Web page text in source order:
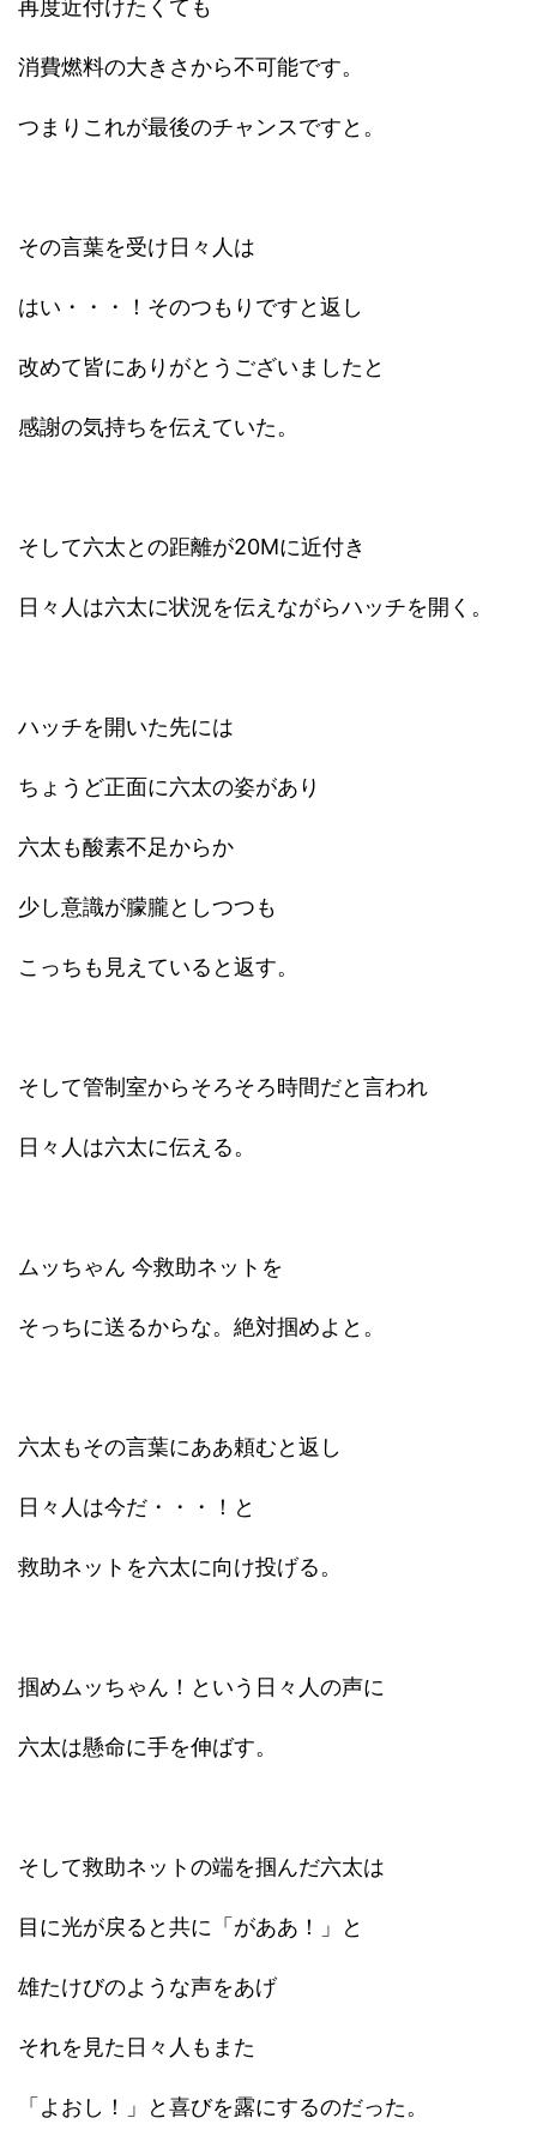
再度近付けたくても
消費燃料の大きさから不可能です。
つまりこれが最後のチャンスですと。
その言葉を受け日々人は
はい・・・！そのつもりですと返し
改めて皆にありがとうございましたと
感謝の気持ちを伝えていた。
そして六太との距離が20Mに近付き
日々人は六太に状況を伝えながらハッチを開く。
ハッチを開いた先には
ちょうど正面に六太の姿があり
六太も酸素不足からか
少し意識が朦朧としつつも
こっちも見えていると返す。
そして管制室からそろそろ時間だと言われ
日々人は六太に伝える。
ムッちゃん 今救助ネットを
そっちに送るからな。絶対掴めよと。
六太もその言葉にああ頼むと返し
日々人は今だ・・・！と
救助ネットを六太に向け投げる。
掴めムッちゃん！という日々人の声に
六太は懸命に手を伸ばす。
そして救助ネットの端を掴んだ六太は
目に光が戻ると共に「がああ！」と
雄たけびのような声をあげ
それを見た日々人もまた
「よおし！」と喜びを露にするのだった。